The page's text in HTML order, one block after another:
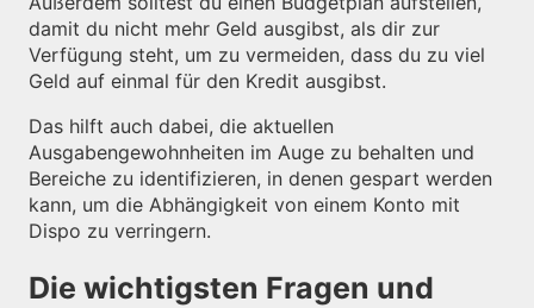
damit du nicht mehr Geld ausgibst, als dir zur
Verfügung steht, um zu vermeiden, dass du zu viel
Geld auf einmal für den Kredit ausgibst.
Das hilft auch dabei, die aktuellen
Ausgabengewohnheiten im Auge zu behalten und
Bereiche zu identifizieren, in denen gespart werden
kann, um die Abhängigkeit von einem Konto mit
Dispo zu verringern.
Die wichtigsten Fragen und